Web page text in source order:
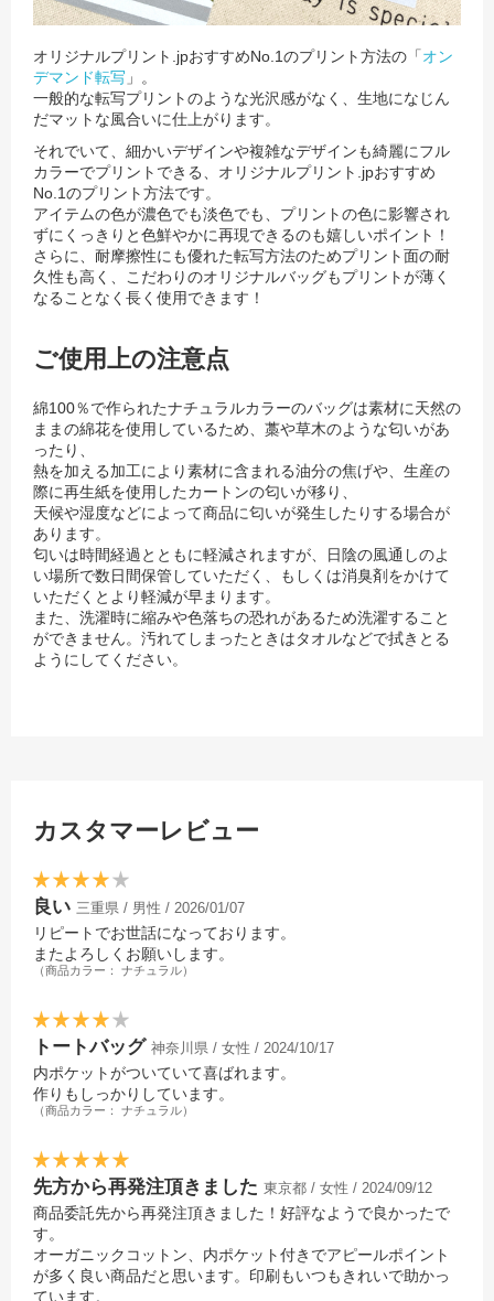
オリジナルプリント.jpおすすめNo.1のプリント方法の「オン
デマンド転写 」。
一般的な転写プリントのような光沢感がなく、生地になじん
だマットな風合いに仕上がります。
それでいて、細かいデザインや複雑なデザインも綺麗にフル
カラーでプリントできる、オリジナルプリント.jpおすすめ
No.1のプリント方法です。
アイテムの色が濃色でも淡色でも、プリントの色に影響され
ずにくっきりと色鮮やかに再現できるのも嬉しいポイント！
さらに、耐摩擦性にも優れた転写方法のためプリント面の耐
久性も高く、こだわりのオリジナルバッグもプリントが薄く
なることなく長く使用できます！
ご使用上の注意点
綿100％で作られたナチュラルカラーのバッグは素材に天然の
ままの綿花を使用しているため、藁や草木のような匂いがあ
ったり、
熱を加える加工により素材に含まれる油分の焦げや、生産の
際に再生紙を使用したカートンの匂いが移り、
天候や湿度などによって商品に匂いが発生したりする場合が
あります。
匂いは時間経過とともに軽減されますが、日陰の風通しのよ
い場所で数日間保管していただく、もしくは消臭剤をかけて
いただくとより軽減が早まります。
また、洗濯時に縮みや色落ちの恐れがあるため洗濯すること
ができません。汚れてしまったときはタオルなどで拭きとる
ようにしてください。
カスタマーレビュー
良い 三重県 / 男性 / 2026/01/07
リピートでお世話になっております。
またよろしくお願いします。
（商品カラー： ナチュラル）
トートバッグ 神奈川県 / 女性 / 2024/10/17
内ポケットがついていて喜ばれます。
作りもしっかりしています。
（商品カラー： ナチュラル）
先方から再発注頂きました 東京都 / 女性 / 2024/09/12
商品委託先から再発注頂きました！好評なようで良かったで
す。
オーガニックコットン、内ポケット付きでアピールポイント
が多く良い商品だと思います。印刷もいつもきれいで助かっ
ています。